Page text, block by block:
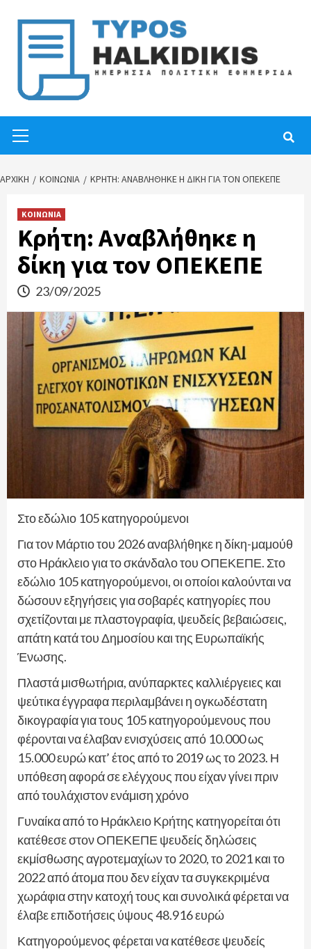
content
Menu
ΑΡΧΙΚΉ ΚΟΙΝΩΝΙΑ ΚΡΉΤΗ: ΑΝΑΒΛΉΘΗΚΕ Η ΔΊΚΗ ΓΙΑ ΤΟΝ ΟΠΕΚΕΠΕ
ΚΟΙΝΩΝΙΑ
Κρήτη: Αναβλήθηκε η
δίκη για τον ΟΠΕΚΕΠΕ
23/09/2025
Στο εδώλιο 105 κατηγορούμενοι
Για τον Μάρτιο του 2026 αναβλήθηκε η δίκη-μαμούθ
στο Ηράκλειο για το σκάνδαλο του ΟΠΕΚΕΠΕ. Στο
εδώλιο 105 κατηγορούμενοι, οι οποίοι καλούνται να
δώσουν εξηγήσεις για σοβαρές κατηγορίες που
σχετίζονται με πλαστογραφία, ψευδείς βεβαιώσεις,
απάτη κατά του Δημοσίου και της Ευρωπαϊκής
Ένωσης.
Πλαστά μισθωτήρια, ανύπαρκτες καλλιέργειες και
ψεύτικα έγγραφα περιλαμβάνει η ογκωδέστατη
δικογραφία για τους 105 κατηγορούμενους που
φέρονται να έλαβαν ενισχύσεις από 10.000 ως
15.000 ευρώ κατ’ έτος από το 2019 ως το 2023. Η
υπόθεση αφορά σε ελέγχους που είχαν γίνει πριν
από τουλάχιστον ενάμιση χρόνο
Γυναίκα από το Ηράκλειο Κρήτης κατηγορείται ότι
κατέθεσε στον ΟΠΕΚΕΠΕ ψευδείς δηλώσεις
εκμίσθωσης αγροτεμαχίων το 2020, το 2021 και το
2022 από άτομα που δεν είχαν τα συγκεκριμένα
χωράφια στην κατοχή τους και συνολικά φέρεται να
έλαβε επιδοτήσεις ύψους 48.916 ευρώ
Κατηγορούμενος φέρεται να κατέθεσε ψευδείς